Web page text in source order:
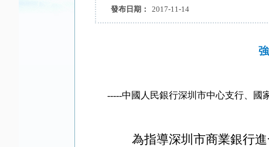
發布日期：
2017-11-14
-----中國人民銀行深圳市中心支行、國
為指導深圳市商業銀行